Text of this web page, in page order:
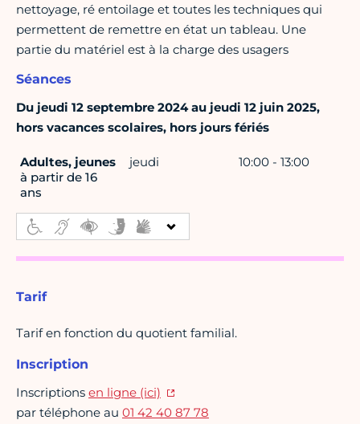
nettoyage, ré entoilage et toutes les techniques qui
permettent de remettre en état un tableau. Une
partie du matériel est à la charge des usagers
Séances
Du jeudi 12 septembre 2024 au jeudi 12 juin 2025,
hors vacances scolaires, hors jours fériés
Adultes, jeunes
à partir de 16
ans
jeudi 10:00 - 13:00
Tarif
Tarif en fonction du quotient familial.
Inscription
Inscriptions en ligne (ici)
par téléphone au 01 42 40 87 78